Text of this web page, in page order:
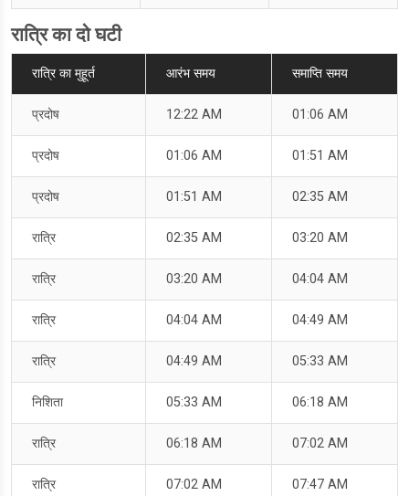
रात्रि का दो घटी
रात्रि का मुहूर्त आरंभ समय समाप्ति समय
प्रदोष 12:22 AM 01:06 AM
प्रदोष 01:06 AM 01:51 AM
प्रदोष 01:51 AM 02:35 AM
रात्रि 02:35 AM 03:20 AM
रात्रि 03:20 AM 04:04 AM
रात्रि 04:04 AM 04:49 AM
रात्रि 04:49 AM 05:33 AM
निशिता 05:33 AM 06:18 AM
रात्रि 06:18 AM 07:02 AM
रात्रि 07:02 AM 07:47 AM